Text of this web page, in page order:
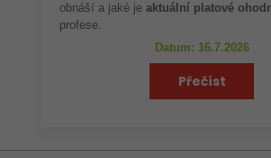
obnáší a jaké je aktuální platové
profese.
Datum: 16.7.2026
Přečíst